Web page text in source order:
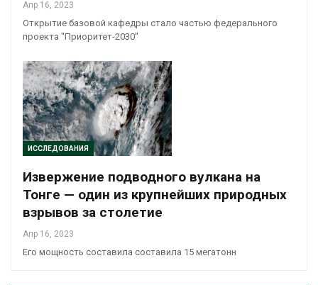
Апр 16, 2023
Открытие базовой кафедры стало частью федерального
проекта "Приоритет-2030"
ИССЛЕДОВАНИЯ
Извержение подводного вулкана на
Тонге — один из крупнейших природных
взрывов за столетие
Апр 16, 2023
Его мощность составила составила 15 мегатонн